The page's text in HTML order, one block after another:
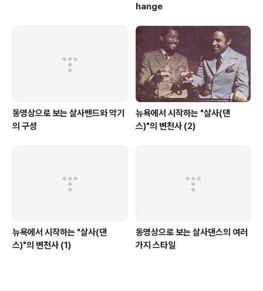
hange
동영상으로 보는 살사밴드와 악기
의 구성
뉴욕에서 시작하는 "살사(댄
스)"의 변천사 (2)
뉴욕에서 시작하는 "살사(댄
스)"의 변천사 (1)
동영상으로 보는 살사댄스의 여러
가지 스타일